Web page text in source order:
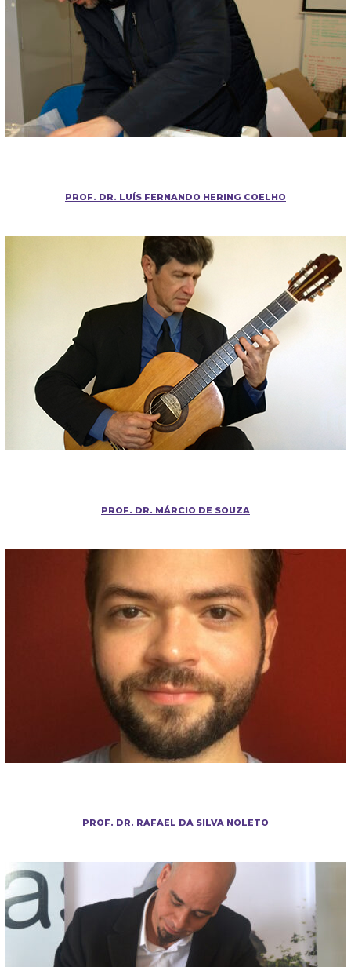
PROF. DR. LUÍS FERNANDO HERING COELHO
PROF. DR. MÁRCIO DE SOUZA
PROF. DR. RAFAEL DA SILVA NOLETO